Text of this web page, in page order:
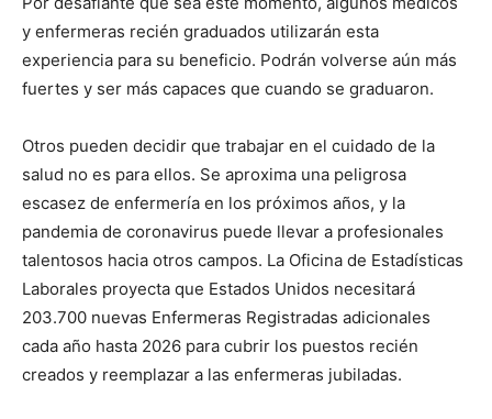
y enfermeras recién graduados utilizarán esta
experiencia para su beneficio. Podrán volverse aún más
fuertes y ser más capaces que cuando se graduaron.
Otros pueden decidir que trabajar en el cuidado de la
salud no es para ellos. Se aproxima una peligrosa
escasez de enfermería en los próximos años, y la
pandemia de coronavirus puede llevar a profesionales
talentosos hacia otros campos. La Oficina de Estadísticas
Laborales proyecta que Estados Unidos necesitará
203.700 nuevas Enfermeras Registradas adicionales
cada año hasta 2026 para cubrir los puestos recién
creados y reemplazar a las enfermeras jubiladas.